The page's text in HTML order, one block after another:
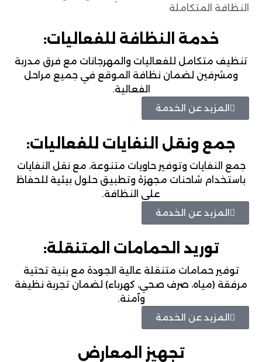
النظافة المتكاملة
خدمة النظافة للفعاليات:
تنظيف متكامل للفعاليات والمهرجانات مع فرق مدربة
ومشرفين لضمان نظافة الموقع في جميع مراحل
الفعالية.
المزيد عن الخدمة
جمع ونقل النفايات للفعاليات:
جمع النفايات وتوفير حاويات متنوعة، مع نقل النفايات
باستخدام شاحنات مجهزة وتطبيق حلول بيئية للحفاظ
على النظافة.
المزيد عن الخدمة
توريد الحمامات المتنقلة:
توفير حمامات متنقلة عالية الجودة مع بنية تحتية
مرفقة (مياه، صرف صحي، كهرباء) لضمان تجربة نظيفة
وآمنة.
المزيد عن الخدمة
تجهيز المعارض